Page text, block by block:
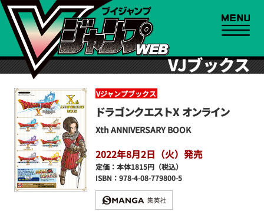
VJブックス
Vジャンプブックス
ドラゴンクエストX オンライン
Xth ANNIVERSARY BOOK
2022年8月2日（火）発売
定価：本体1815円（税込）
ISBN：978-4-08-779800-5